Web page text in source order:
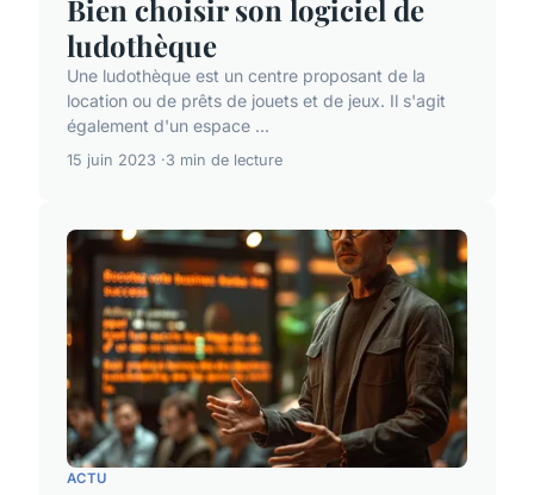
Bien choisir son logiciel de
ludothèque
Une ludothèque est un centre proposant de la
location ou de prêts de jouets et de jeux. Il s'agit
également d'un espace ...
15 juin 2023 3 min de lecture
ACTU